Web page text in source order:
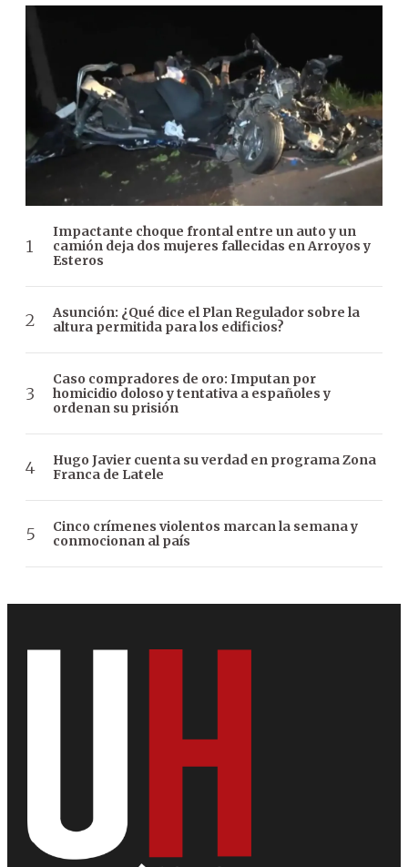
Impactante choque frontal entre un auto y un
camión deja dos mujeres fallecidas en Arroyos y
Esteros
Asunción: ¿Qué dice el Plan Regulador sobre la
altura permitida para los edificios?
Caso compradores de oro: Imputan por
homicidio doloso y tentativa a españoles y
ordenan su prisión
Hugo Javier cuenta su verdad en programa Zona
Franca de Latele
Cinco crímenes violentos marcan la semana y
conmocionan al país